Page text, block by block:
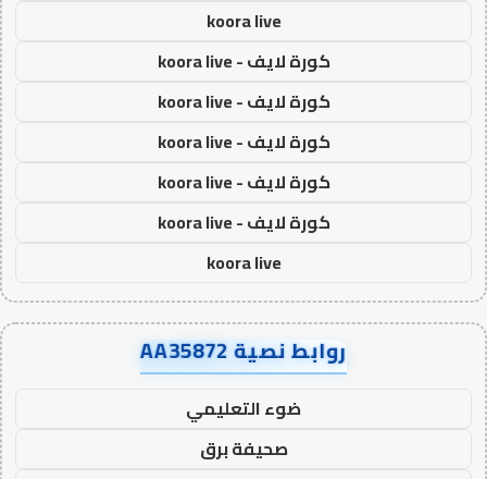
koora live
كورة لايف - koora live
كورة لايف - koora live
كورة لايف - koora live
كورة لايف - koora live
كورة لايف - koora live
koora live
روابط نصية AA35872
ضوء التعليمي
صحيفة برق